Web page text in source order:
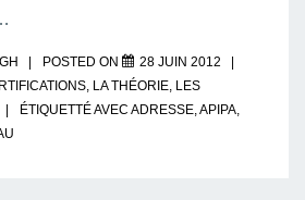
POSTED ON
28 JUIN 2012
, LA THÉORIE, LES
ÉTIQUETTÉ AVEC ADRESSE,APIPA,